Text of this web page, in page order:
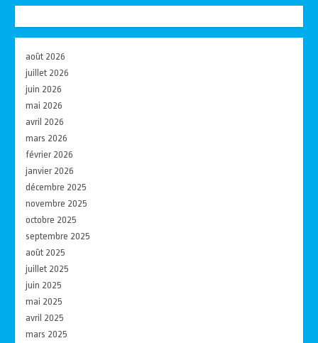
août 2026
juillet 2026
juin 2026
mai 2026
avril 2026
mars 2026
février 2026
janvier 2026
décembre 2025
novembre 2025
octobre 2025
septembre 2025
août 2025
juillet 2025
juin 2025
mai 2025
avril 2025
mars 2025